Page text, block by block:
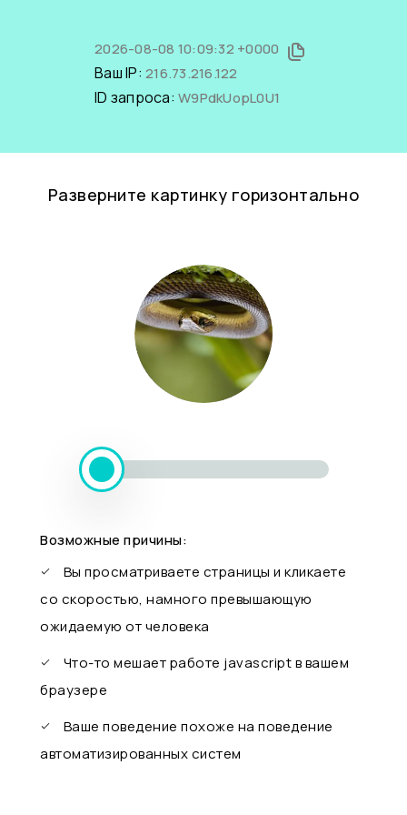
2026-08-08 10:09:32 +0000
Ваш IP: 216.73.216.122
ID запроса: W9PdkUopL0U1
Разверните картинку горизонтально
Возможные причины:
Вы просматриваете страницы и кликаете
со скоростью, намного превышающую
ожидаемую от человека
Что-то мешает работе javascript в вашем
браузере
Ваше поведение похоже на поведение
автоматизированных систем